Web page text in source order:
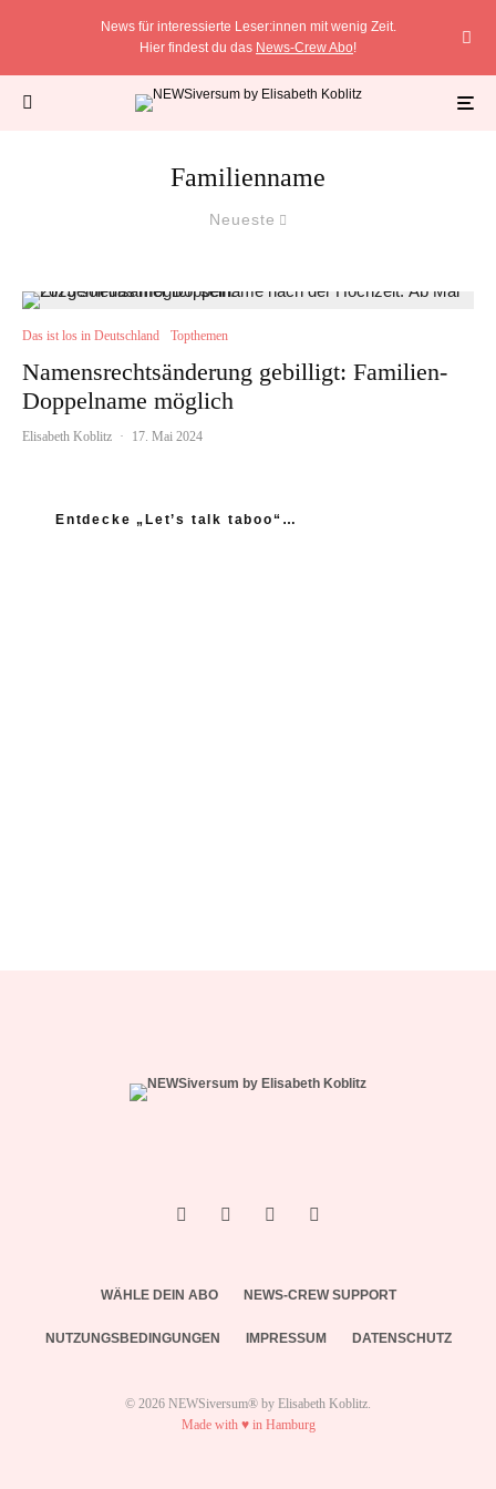
News für interessierte Leser:innen mit wenig Zeit.
Hier findest du das News-Crew Abo!
Familienname
Neueste
Das ist los in Deutschland Topthemen
Namensrechtsänderung gebilligt: Familien-
Doppelname möglich
Elisabeth Koblitz · 17. Mai 2024
Entdecke „Let’s talk taboo“…
WÄHLE DEIN ABO NEWS-CREW SUPPORT
NUTZUNGSBEDINGUNGEN IMPRESSUM DATENSCHUTZ
© 2026 NEWSiversum® by Elisabeth Koblitz.
Made with ♥ in Hamburg